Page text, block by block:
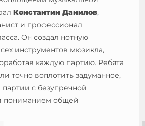
Константин Данилов,
и профессионал
Он создал нотную
инструментов мюзикла,
каждую партию. Ребята
точно воплотить задуманное,
с безупречной
пониманием общей